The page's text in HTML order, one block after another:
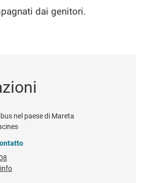
dai genitori.
nel paese di Mareta